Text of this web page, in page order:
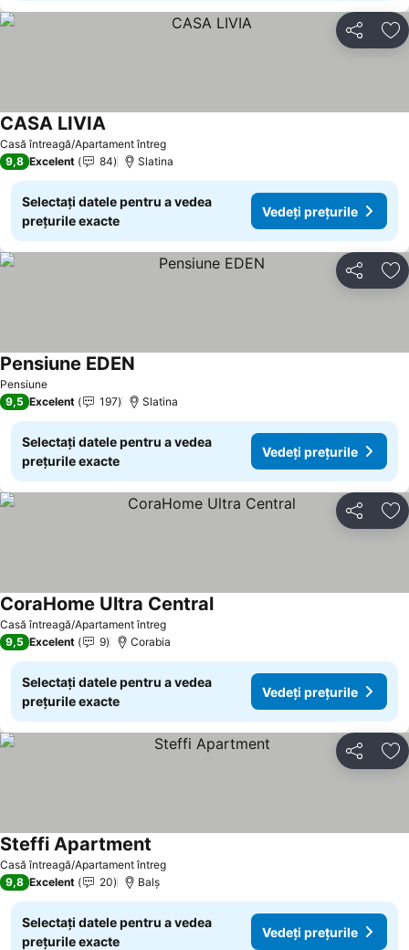
Distribuiți
Casă întreagă/Apartament întreg
CASA LIVIA
9,8 Excelent 84 Slatina
Selectați datele pentru a vedea
prețurile exacte
Vedeți prețurile
Distribuiți
Pensiune
Pensiune EDEN
9,5 Excelent 197 Slatina
Selectați datele pentru a vedea
prețurile exacte
Vedeți prețurile
Distribuiți
Casă întreagă/Apartament întreg
CoraHome Ultra Central
9,5 Excelent 9 Corabia
Selectați datele pentru a vedea
prețurile exacte
Vedeți prețurile
Distribuiți
Casă întreagă/Apartament întreg
Steffi Apartment
9,8 Excelent 20 Balş
Selectați datele pentru a vedea
prețurile exacte
Vedeți prețurile